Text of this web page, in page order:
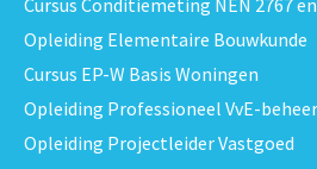
Cursus Conditiemeting NEN 2767
Opleiding Elementaire Bouwkunde
Cursus EP-W Basis Woningen
Opleiding Professioneel VvE-beheer
Opleiding Projectleider Vastgoed